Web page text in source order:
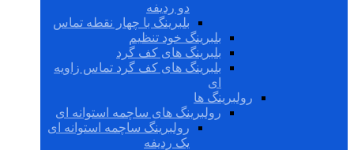
دو ردیفه
بلبرینگ با چهار نقطه تماس
بلبرینگ خود تنظیم
بلبرینگ های کف گرد
بلبرینگ های کف گرد تماس زاویه
ای
رولبرینگ ها
رولبرینگ های ساچمه استوانه ای
رولبرینگ ساچمه استوانه ای
یک ردیفه